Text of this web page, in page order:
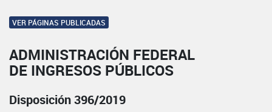
VER PÁGINAS PUBLICADAS
ADMINISTRACIÓN FEDERAL
DE INGRESOS PÚBLICOS
Disposición 396/2019